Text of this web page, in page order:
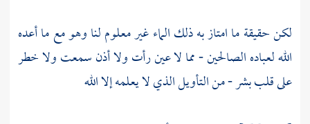
لكن حقيقة ما امتاز به ذلك الماء غير معلوم لنا وهو مع ما أعده
الله لعباده الصالحين - مما لا عين رأت ولا أذن سمعت ولا خطر
على قلب بشر - من التأويل الذي لا يعلمه إلا الله